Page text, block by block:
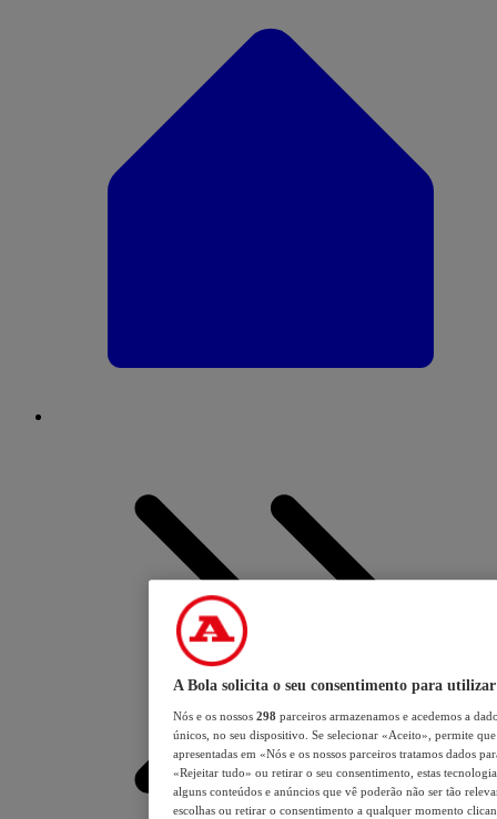
A Bola solicita o seu consentimento para utilizar
Nós e os nossos 298 parceiros armazenamos e acedemos a
únicos, no seu dispositivo. Se selecionar «Aceito», permite
apresentadas em «Nós e os nossos parceiros tratamos dados
«Rejeitar tudo» ou retirar o seu consentimento, estas
alguns conteúdos e anúncios que vê poderão não ser tão
escolhas ou retirar o consentimento a qualquer momento